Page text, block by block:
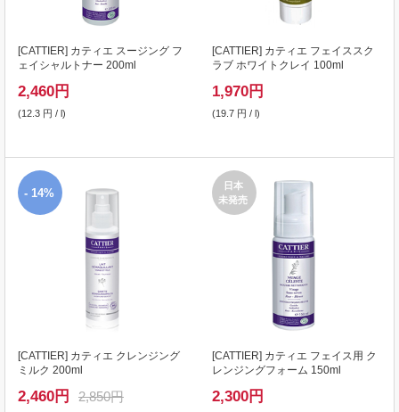
[CATTIER] カティエ スージング フ
ェイシャルトナー 200ml
2,460円
(12.3 円 / l)
[CATTIER] カティエ フェイススク
ラブ ホワイトクレイ 100ml
1,970円
(19.7 円 / l)
- 14%
[CATTIER] カティエ クレンジング
ミルク 200ml
2,460円 2,850円
日本
未発売
[CATTIER] カティエ フェイス用 ク
レンジングフォーム 150ml
2,300円